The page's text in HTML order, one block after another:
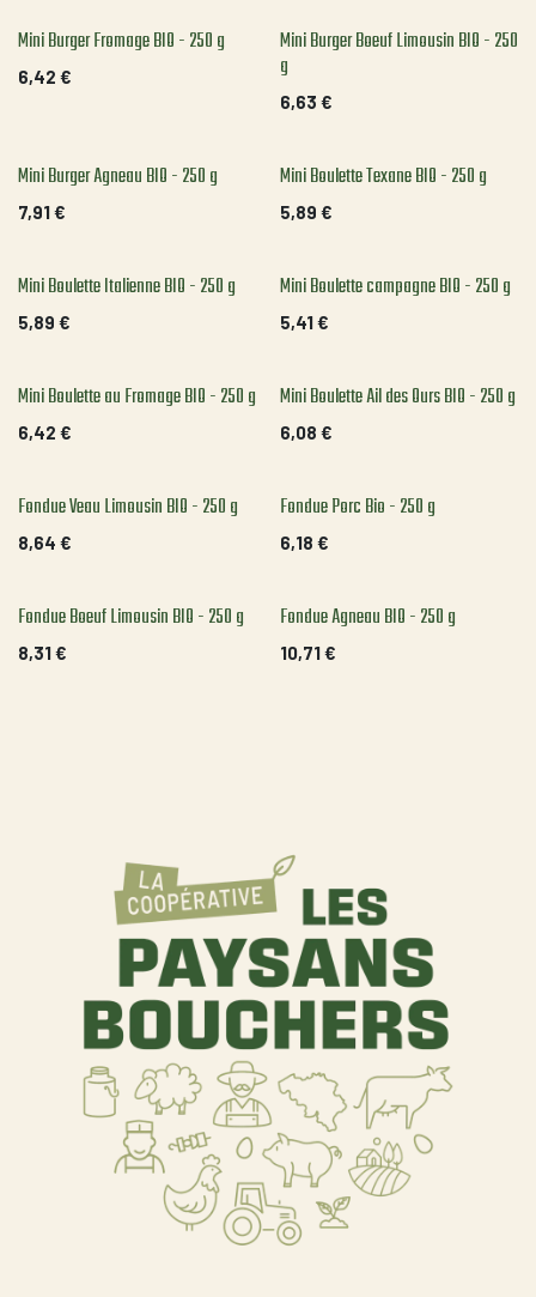
Mini Burger Fromage BIO - 250 g
6,42 €
Mini Burger Boeuf Limousin BIO - 250
g
6,63 €
Mini Burger Agneau BIO - 250 g
7,91€
Mini Boulette Texane BIO - 250 g
5,89 €
Mini Boulette Italienne BIO - 250 g
5,89 €
Mini Boulette campagne BIO - 250 g
5,41€
Mini Boulette au Fromage BIO - 250 g
6,42 €
Mini Boulette Ail des Ours BIO - 250 g
6,08 €
Fondue Veau Limousin BIO - 250 g
8,64 €
Fondue Porc Bio - 250 g
6,18 €
Fondue Boeuf Limousin BIO - 250 g
8,31€
Fondue Agneau BIO - 250 g
10,71€